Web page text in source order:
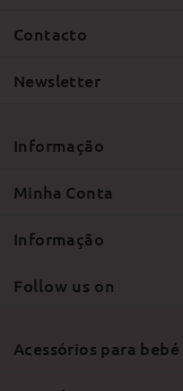
Contacto
Newsletter
Informação
Minha Conta
Informação
Follow us on
Acessórios para bebé